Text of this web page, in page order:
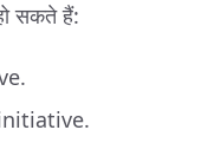
सकते हैं: